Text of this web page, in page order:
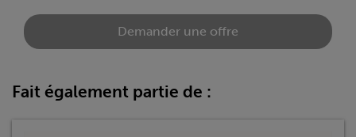
Demander une offre
Fait également partie de :